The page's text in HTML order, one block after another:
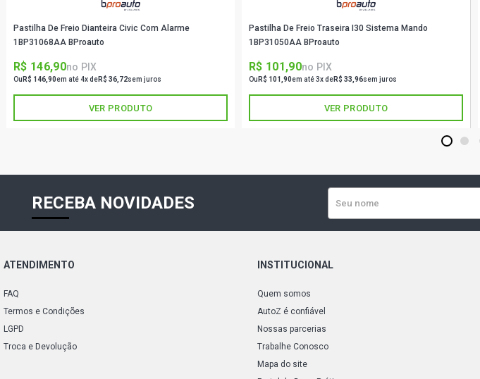
Pastilha De Freio Dianteira Civic Com Alarme
1BP31068AA BProauto
R$ 146,90no PIX
Ou R$ 146,90em até 4x deR$ 36,72sem juros
VER PRODUTO
Pastilha De Freio Traseira I30 Sistema Mando
1BP31050AA BProauto
R$ 101,90no PIX
Ou R$ 101,90em até 3x deR$ 33,96sem juros
VER PRODUTO
1 2
RECEBA NOVIDADES
ATENDIMENTO
FAQ
Termos e Condições
LGPD
Troca e Devolução
INSTITUCIONAL
Quem somos
AutoZ é confiável
Nossas parcerias
Trabalhe Conosco
Mapa do site